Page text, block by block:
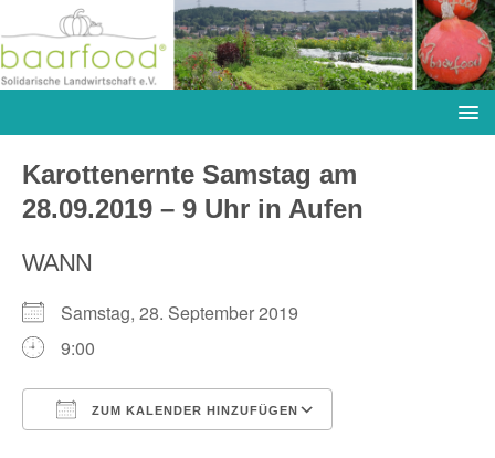
Karottenernte Samstag am
28.09.2019 – 9 Uhr in Aufen
WANN
Samstag, 28. September 2019
9:00
ZUM KALENDER HINZUFÜGEN